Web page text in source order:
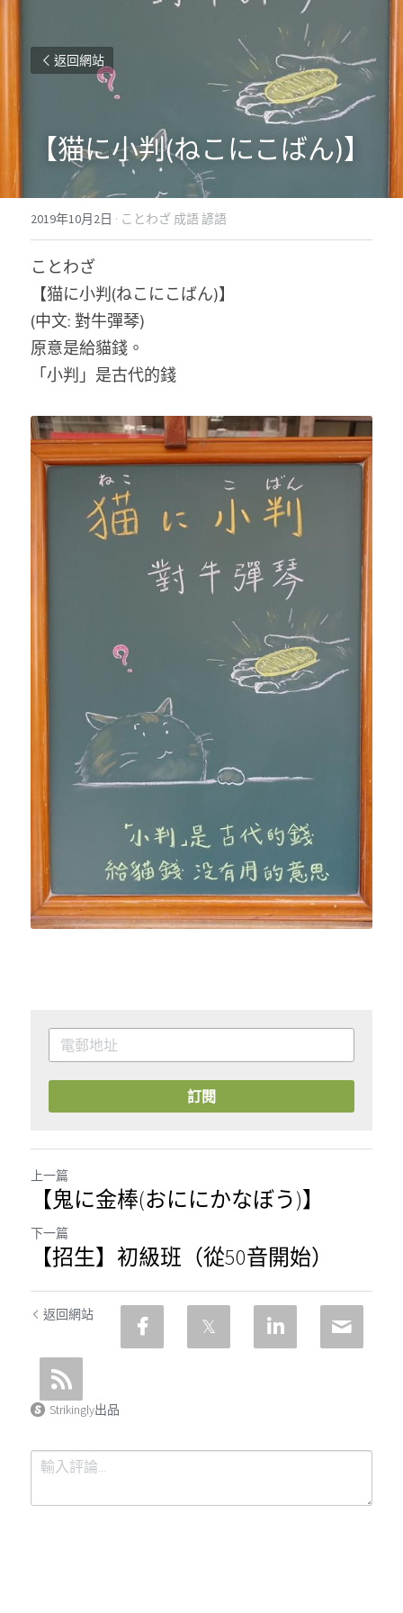
返回網站
【猫に小判(ねこにこばん)】
2019年10月2日 · ことわざ 成語 諺語
ことわざ
【猫に小判(ねこにこばん)】
(中文: 對牛彈琴)
原意是給貓錢。
「小判」是古代的錢
訂閱
上一篇
【鬼に金棒(おににかなぼう)】
下一篇
【招生】初級班（從50音開始）
返回網站
Strikingly出品